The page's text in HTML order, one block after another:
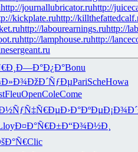
http://journallubricator.ruhttp://
kickplate.ruhttp://
http://labourearnings.ruhttp://
http://lamphouse.ruhttp://
Ð—Ð°Ð¿Ð°Bonu
ÐžÐ´ÑƒÐµPariScheHowa
FleuOpenColeCome
ÑƒÑ‡Ñ€ÐµÐ›Ð°ÐºÐµ
Ð¤Ð°Ñ€Ð±Ð“Ð¾Ð½Ð¸
Clic